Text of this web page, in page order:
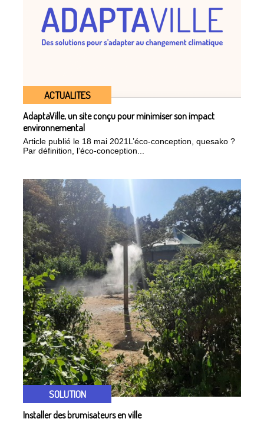
ACTUALITES
AdaptaVille, un site conçu pour minimiser son impact
environnemental
Article publié le 18 mai 2021L’éco-conception, quesako ?
Par définition, l’éco-conception...
SOLUTION
Installer des brumisateurs en ville